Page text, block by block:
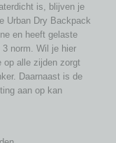
is, blijven je
Urban Dry Backpack
en heeft gelaste
norm. Wil je hier
op alle zijden zorgt
Daarnaast is de
aan op kan